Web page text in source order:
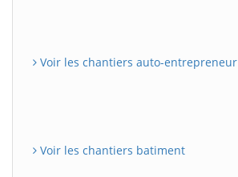
Voir les chantiers auto-entrepreneur
Voir les chantiers batiment